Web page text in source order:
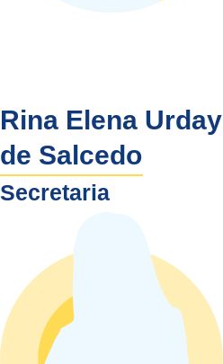
Rina Elena Urday
de Salcedo
Secretaria